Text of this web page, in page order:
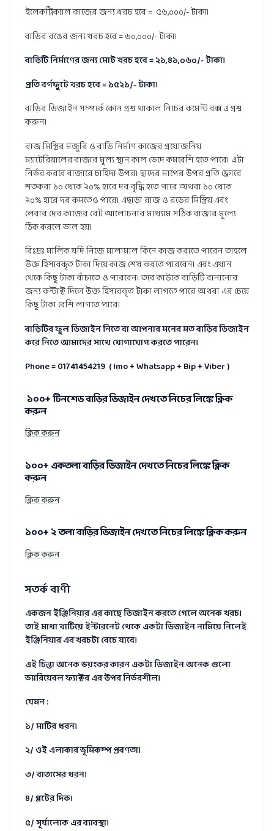
ইলেকট্রিক্যাল কাজের জন্য খরচ হবে = ৫৬,০০০/- টাকা।
বাড়ির রঙের জন্য খরচ হবে = ৬০,০০০/- টাকা।
বাড়িটি নির্মাণের জন্য মোট খরচ হবে = ২১,৪১,০৬০/- টাকা।
প্রতি বর্গফুটে খরচ হবে = ১৫২১/- টাকা।
বাড়ির ডিজাইন সম্পর্কে কোন প্রশ্ন থাকলে নিচের কমেন্ট বক্স এ প্রশ্ন
করুন।
রাজ মিস্ত্রির মজুরি ও বাড়ি নির্মাণ কাজের প্রযোজনিয়
ম্যাটেরিয়ালের বাজার মুল্য স্থান কাল ভেদে কমবেশি হতে পারে। এটা
নির্ভর করবে বাজারে চাহিদা উপর। ছাদের মাপের উপর প্রতি ফ্লোরে
শতকরা ১০ থেকে ২০% হারে দর বৃদ্ধি হতে পারে অথবা ১০ থেকে
২০% হারে দর কমতেও পারে। এছাড়া রাজ ও রডের মিস্ত্রিয় এবং
লেবার দের কাজের রেট আলোচনার মাধ্যমে সঠিক বাজার মূল্যে
ঠিক করলে ভাল হয়।
বিঃদ্রঃ মালিক যদি নিজে মালামাল কিনে কাজ করাতে পারেন তাহলে
উক্ত হিসাবকৃত টাকা দিয়ে কাজ শেষ করতে পারবেন। এবং এখান
থেকে কিছু টাকা বাঁচাতে ও পারবেন। তবে কাউকে বাড়িটি বানানোর
জন্য কন্টাক্ট দিলে উক্ত হিসাবকৃত টাকা লাগতে পারে অথবা এর চেয়ে
কিছু টাকা বেশি লাগতে পারে।
বাড়িটির ফুল ডিজাইন নিতে বা আপনার মনের মত বাড়ির ডিজাইন
করে নিতে আমাদের সাথে যোগাযোগ করতে পারেন।
Phone = 01741454219 ( Imo + Whatsapp + Bip + Viber )
১০০+ টিনশেড বাড়ির ডিজাইন দেখতে নিচের লিঙ্কে ক্লিক
করুন
ক্লিক করুন
১০০+ একতলা বাড়ির ডিজাইন দেখতে নিচের লিঙ্কে ক্লিক
করুন
ক্লিক করুন
১০০+ ২ তলা বাড়ির ডিজাইন দেখতে নিচের লিঙ্কে ক্লিক করুন
ক্লিক করুন
সতর্ক বাণী
একজন ইঞ্জিনিয়ার এর কাছে ডিজাইন করতে গেলে অনেক খরচ।
তাই মাথা খাটিয়ে ইন্টারনেট থেকে একটা ডিজাইন নামিয়ে নিলেই
ইঞ্জিনিয়ার এর খরচটা বেচে যাবে।
এই চিন্তা অনেক ভয়ংকর কারন একটা ডিজাইন অনেক গুলো
ভ্যারিয়েবল ফ্যাক্টর এর উপর নির্ভরশীল।
যেমন :
১/ মাটির ধরন।
২/ ওই এলাকার ভূমিকম্প প্রবণতা।
৩/ বাতাসের ধরন।
৪/ প্লটের দিক।
৫/ সূর্যালোক এর ব্যাবস্থা।